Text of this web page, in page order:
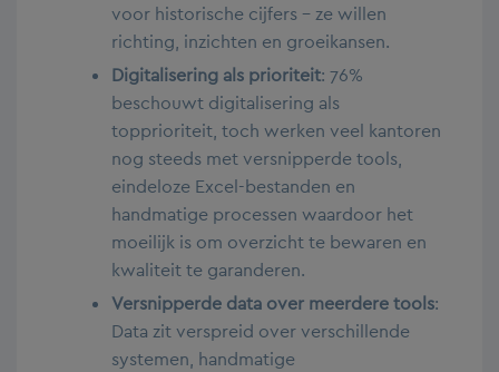
voor historische cijfers – ze willen
richting, inzichten en groeikansen.
Digitalisering als prioriteit: 76%
beschouwt digitalisering als
topprioriteit, toch werken veel kantoren
nog steeds met versnipperde tools,
eindeloze Excel-bestanden en
handmatige processen waardoor het
moeilijk is om overzicht te bewaren en
kwaliteit te garanderen.
Versnipperde data over meerdere tools:
Data zit verspreid over verschillende
systemen, handmatige